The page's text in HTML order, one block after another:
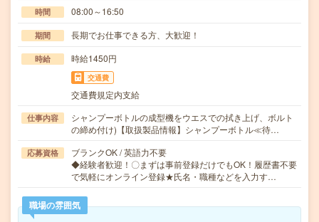
時間 08:00～16:50
期間 長期でお仕事できる方、大歓迎！
時給 時給1450円
交通費
交通費規定内支給
仕事内容
シャンプーボトルの成型機をウエスでの拭き上げ、ボルト
の締め付け)【取扱製品情報】シャンプーボトル≪待…
応募資格
ブランクOK / 英語力不要
◆経験者歓迎！〇まずは事前登録だけでもOK！履歴書不要
で気軽にオンライン登録★氏名・職種などを入力す…
職場の雰囲気